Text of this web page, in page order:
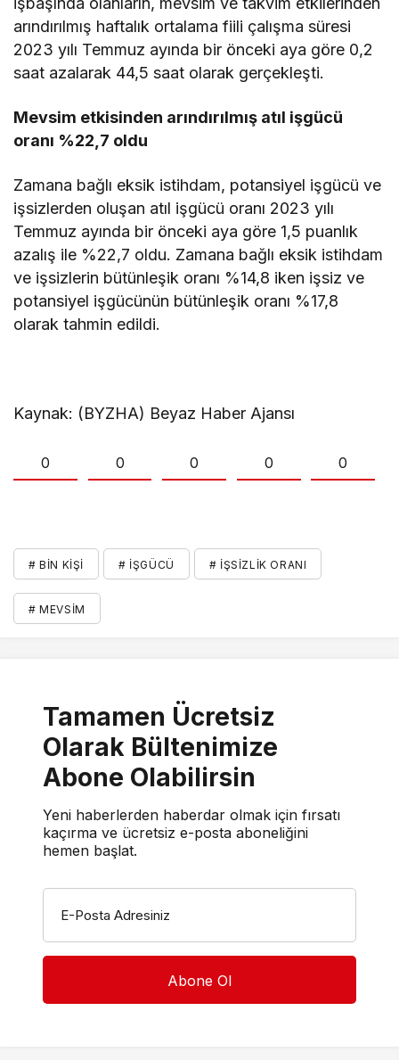
arındırılmış haftalık ortalama fiili çalışma süresi
2023 yılı Temmuz ayında bir önceki aya göre 0,2
saat azalarak 44,5 saat olarak gerçekleşti.
Mevsim etkisinden arındırılmış atıl işgücü
oranı %22,7 oldu
Zamana bağlı eksik istihdam, potansiyel işgücü ve
işsizlerden oluşan atıl işgücü oranı 2023 yılı
Temmuz ayında bir önceki aya göre 1,5 puanlık
azalış ile %22,7 oldu. Zamana bağlı eksik istihdam
ve işsizlerin bütünleşik oranı %14,8 iken işsiz ve
potansiyel işgücünün bütünleşik oranı %17,8
olarak tahmin edildi.
Kaynak: (BYZHA) Beyaz Haber Ajansı
0 0 0 0 0
# BIN KIŞI # İŞGÜCÜ # İŞSIZLIK ORANI
# MEVSIM
Tamamen Ücretsiz
Olarak Bültenimize
Abone Olabilirsin
Yeni haberlerden haberdar olmak için fırsatı
kaçırma ve ücretsiz e-posta aboneliğini
hemen başlat.
E-Posta Adresiniz